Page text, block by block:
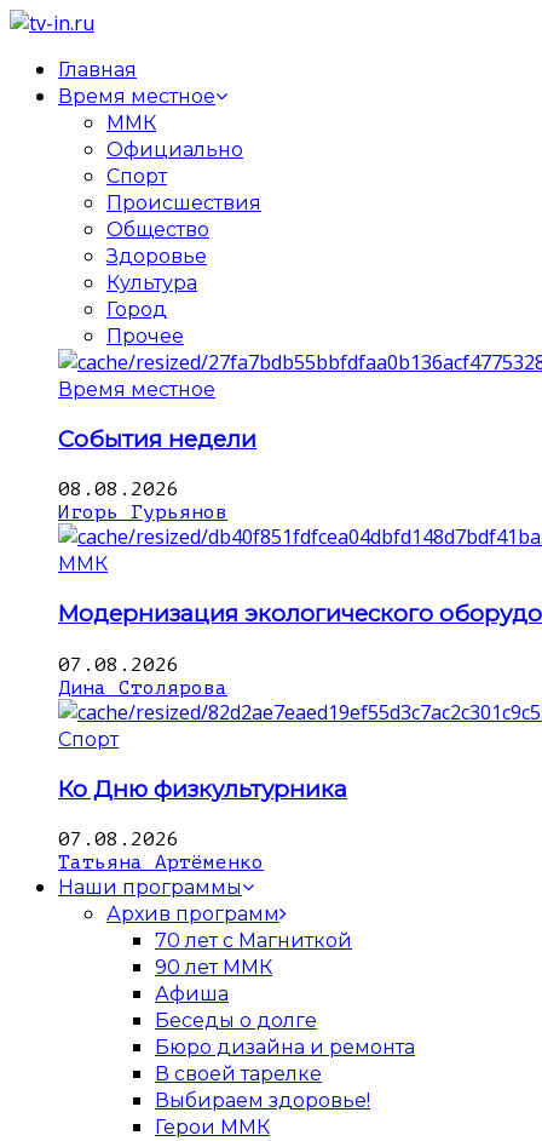
Главная
Время местное
ММК
Официально
Спорт
Происшествия
Общество
Здоровье
Культура
Город
Прочее
Время местное
События недели
08.08.2026
Игорь Гурьянов
ММК
Модернизация экологического
07.08.2026
Дина Столярова
Спорт
Ко Дню физкультурника
07.08.2026
Татьяна Артёменко
Наши программы
Архив программ
70 лет с Магниткой
90 лет ММК
Афиша
Беседы о долге
Бюро дизайна и ремонта
В своей тарелке
Выбираем здоровье!
Герои ММК